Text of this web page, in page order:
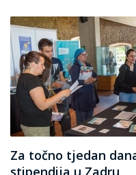
Za točno tjedan
stipendija u Zadru